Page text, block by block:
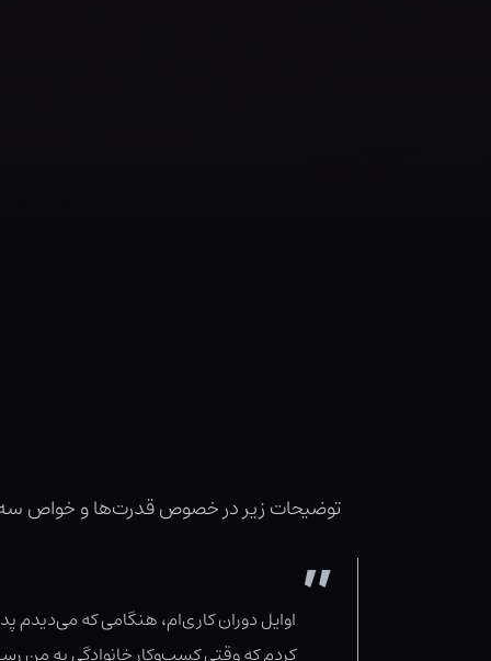
توضیحات زیر در خصوص قدرت‌ها و خواص
اوایل دوران کاری‌ام، هنگامی که
کردم که وقتی کسب‌وکار خانوادگی به من